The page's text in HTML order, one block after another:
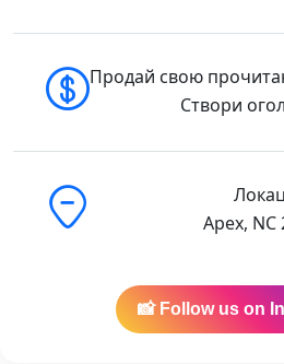
Продай свою
Створи
Apex, NC
📸 Follow us on